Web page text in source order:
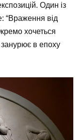
Один із
“Враження від
хочеться
в епоху